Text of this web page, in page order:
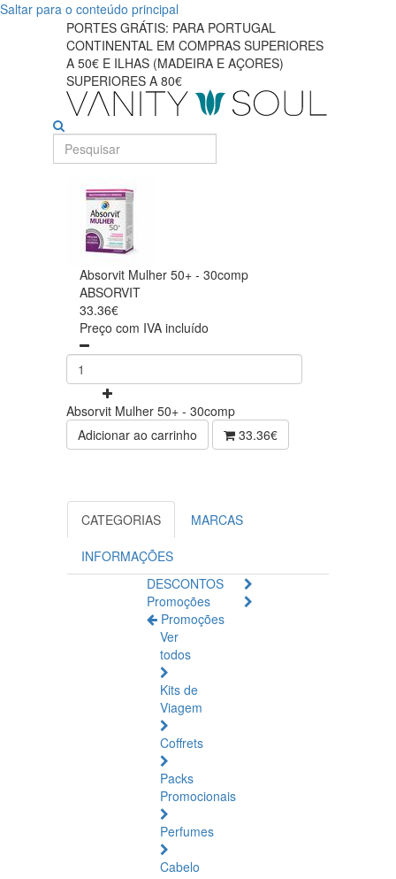
Saltar para o conteúdo principal
PORTES GRÁTIS: PARA PORTUGAL
CONTINENTAL EM COMPRAS SUPERIORES
A 50€ E ILHAS (MADEIRA E AÇORES)
SUPERIORES A 80€
Absorvit Mulher 50+ - 30comp
ABSORVIT
33.36€
Preço com IVA incluído
Absorvit Mulher 50+ - 30comp
Adicionar ao carrinho
33.36€
CATEGORIAS MARCAS
INFORMAÇÕES
DESCONTOS
Promoções
Promoções
Ver
todos
Kits de
Viagem
Coffrets
Packs
Promocionais
Perfumes
Cabelo